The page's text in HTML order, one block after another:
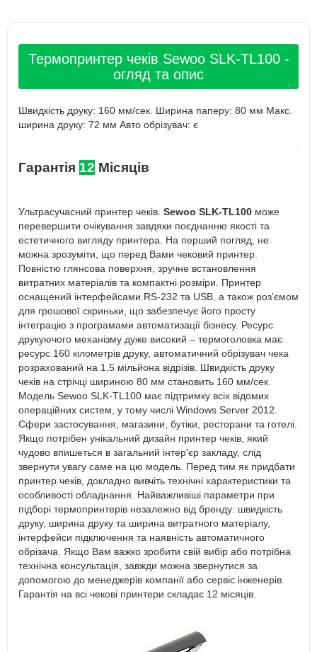
Термопринтер чеків Sewoo SLK-TL100 -
огляд та опис
Швидкість друку: 160 мм/сек. Ширина паперу: 80 мм Макс.
ширина друку: 72 мм Авто обрізувач: є
Гарантія 12 Місяців
Ультрасучасний принтер чеків. Sewoo SLK-TL100 може
перевершити очікування завдяки поєднанню якості та
естетичного вигляду принтера. На перший погляд, не
можна зрозуміти, що перед Вами чековий принтер.
Повністю глянсова поверхня, зручне встановлення
витратних матеріалів та компактні розміри. Принтер
оснащений інтерфейсами RS-232 та USB, а також роз'ємом
для грошової скриньки, що забезпечує його просту
інтеграцію з програмами автоматизації бізнесу. Ресурс
друкуючого механізму дуже високий – термоголовка має
ресурс 160 кілометрів друку, автоматичний обрізувач чека
розрахований на 1,5 мільйона відрізів. Швидкість друку
чеків на стрічці шириною 80 мм становить 160 мм/сек.
Модель Sewoo SLK-TL100 має підтримку всіх відомих
операційних систем, у тому числі Windows Server 2012.
Сфери застосування, магазини, бутіки, ресторани та готелі.
Якщо потрібен унікальний дизайн принтер чеків, який
чудово впишеться в загальний інтер'єр закладу, слід
звернути увагу саме на цю модель. Перед тим як придбати
принтер чеків, докладно вивчіть технічні характеристики та
особливості обладнання. Найважливіші параметри при
підборі термопринтерів незалежно від бренду: швидкість
друку, ширина друку та ширина витратного матеріалу,
інтерфейси підключення та наявність автоматичного
обрізача. Якщо Вам важко зробити свій вибір або потрібна
технічна консультація, завжди можна звернутися за
допомогою до менеджерів компанії або сервіс інженерів.
Гарантія на всі чекові принтери складає 12 місяців.